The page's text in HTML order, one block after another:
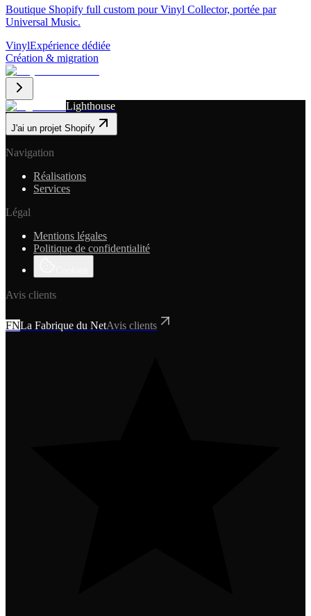
Boutique Shopify full custom pour Vinyl Collector, portée par
Universal Music.
VinylExpérience dédiée
Création & migration
Lighthouse
J'ai un projet Shopify
Navigation
Réalisations
Services
Légal
Mentions légales
Politique de confidentialité
Avis clients
FNLa Fabrique du NetAvis clients